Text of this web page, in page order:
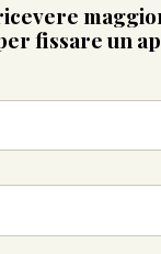
fissare un